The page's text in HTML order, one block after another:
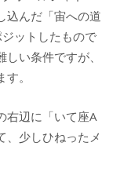
込んだ「宙への道
ットしたもので
い条件ですが、
。
右辺に「いて座A
、少しひねったメ